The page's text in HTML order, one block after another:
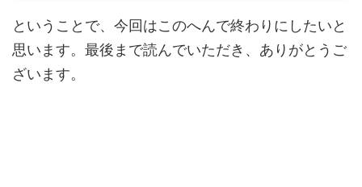
ということで、今回はこのへんで終わりにしたいと
思います。最後まで読んでいただき、ありがとうご
ざいます。